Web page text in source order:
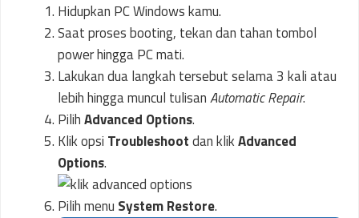
Hidupkan PC Windows kamu.
Saat proses booting, tekan dan tahan tombol
power hingga PC mati.
Lakukan dua langkah tersebut selama 3 kali atau
lebih hingga muncul tulisanAutomatic Repair.
PilihAdvanced Options.
Klik opsi Troubleshootdan klikAdvanced
Options.
Pilih menu SystemRestore.